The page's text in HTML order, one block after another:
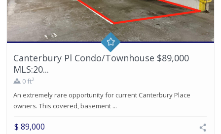
Canterbury Pl Condo/Townhouse $89,000
MLS:20...
0 ft2
An extremely rare opportunity for current Canterbury Place
owners. This covered, basement ...
$ 89,000